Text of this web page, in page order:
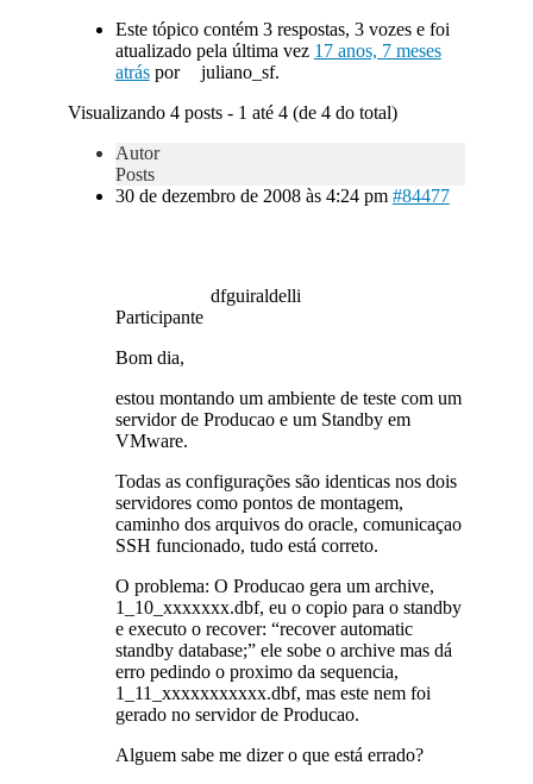
Este tópico contém 3 respostas, 3 vozes e foi
atualizado pela última vez 17 anos, 7 meses
atráspor
juliano_sf.
Visualizando 4 posts - 1 até 4 (de 4 do total)
Autor
Posts
30 de dezembro de 2008 às 4:24 pm #84477
dfguiraldelli
Participante
Bom dia,
estou montando um ambiente de teste com um
servidor de Producao e um Standby em
VMware.
Todas as configurações são identicas nos dois
servidores como pontos de montagem,
caminho dos arquivos do oracle, comunicaçao
SSH funcionado, tudo está correto.
O problema: O Producao gera um archive,
1_10_xxxxxxx.dbf, eu o copio para o standby
e executo o recover: “recover automatic
standby database;” ele sobe o archive mas dá
erro pedindo o proximo da sequencia,
1_11_xxxxxxxxxxx.dbf, mas este nem foi
gerado no servidor de Producao.
Alguem sabe me dizer o que está errado?